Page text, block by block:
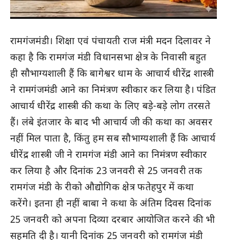
रामगंजमंडी। शिक्षा एवं पंचायती राज मंत्री मदन दिलावर ने
कहा है कि रामगंज मंडी विधानसभा क्षेत्र के निवासी बहुत
ही सौभाग्यशाली हैं कि बागेश्वर धाम के आचार्य धीरेंद्र शास्त्री
ने रामगंजमंडी आने का निमंत्रण स्वीकार कर लिया है। पंडित
आचार्य धीरेंद्र शास्त्री की कथा के लिए बड़े-बड़े लोग तरसते
हैं। लंबे इंतजार के बाद भी आचार्य जी की कथा का अवसर
नहीं मिल पाता है, किंतु हम सब सौभाग्यशाली हैं कि आचार्य
धीरेंद्र शास्त्री जी ने रामगंज मंडी आने का निमंत्रण स्वीकार
कर लिया है और दिनांक 23 जनवरी से 25 जनवरी तक
रामगंज मंडी के रीको औद्योगिक क्षेत्र फतेहपुर में कथा
करेंगे। इतना ही नहीं बाबा ने कथा के अंतिम दिवस दिनांक
25 जनवरी को अपना दिव्या दरबार आयोजित करने की भी
सहमति दी है। यानी दिनांक 25 जनवरी को रामगंज मंडी